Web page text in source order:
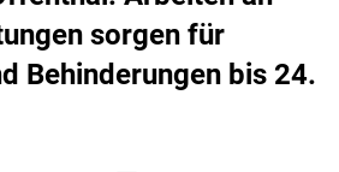
Stadtrecht
Wahlen
Ehrenamt
Öffentlicher
E-Mobilität
sorgen für
Behinderungen bis 24.